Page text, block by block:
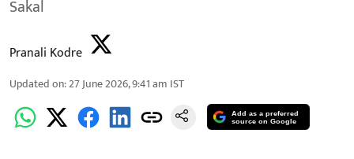
Sakal
Pranali Kodre
Updated on:27 June 2026, 9:41 am IST
Add as a preferred
source on Google